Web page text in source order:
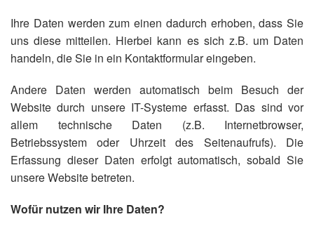
Ihre Daten werden zum einen dadurch erhoben, dass Sie
uns diese mitteilen. Hierbei kann es sich z.B. um Daten
handeln, die Sie in ein Kontaktformular eingeben.
Andere Daten werden automatisch beim Besuch der
Website durch unsere IT-Systeme erfasst. Das sind vor
allem technische Daten (z.B. Internetbrowser,
Betriebssystem oder Uhrzeit des Seitenaufrufs). Die
Erfassung dieser Daten erfolgt automatisch, sobald Sie
unsere Website betreten.
Wofür nutzen wir Ihre Daten?